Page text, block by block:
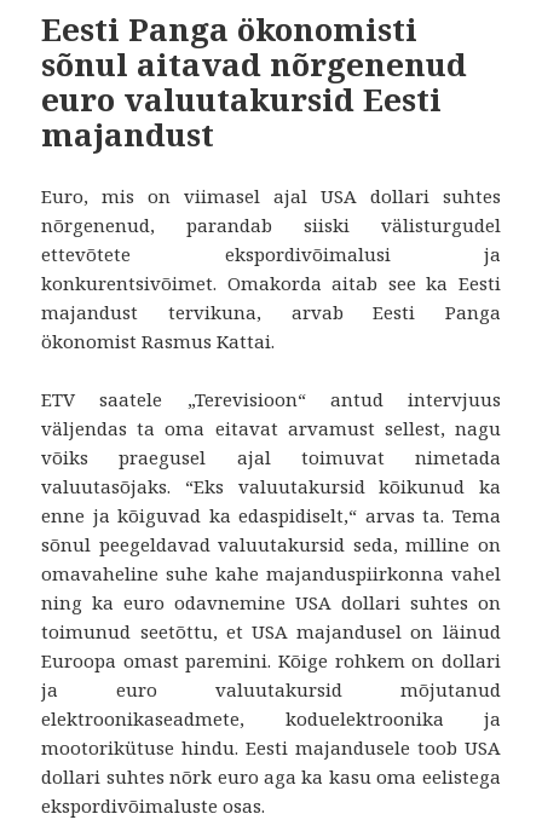
Eesti Panga ökonomisti
sõnul aitavad nõrgenenud
euro valuutakursid Eesti
majandust
Euro, mis on viimasel ajal USA dollari suhtes
nõrgenenud, parandab siiski välisturgudel
ettevõtete ekspordivõimalusi ja
konkurentsivõimet. Omakorda aitab see ka Eesti
majandust tervikuna, arvab Eesti Panga
ökonomist Rasmus Kattai.
ETV saatele „Terevisioon“ antud intervjuus
väljendas ta oma eitavat arvamust sellest, nagu
võiks praegusel ajal toimuvat nimetada
valuutasõjaks. “Eks valuutakursid kõikunud ka
enne ja kõiguvad ka edaspidiselt,“ arvas ta. Tema
sõnul peegeldavad valuutakursid seda, milline on
omavaheline suhe kahe majanduspiirkonna vahel
ning ka euro odavnemine USA dollari suhtes on
toimunud seetõttu, et USA majandusel on läinud
Euroopa omast paremini. Kõige rohkem on dollari
ja euro valuutakursid mõjutanud
elektroonikaseadmete, koduelektroonika ja
mootorikütuse hindu. Eesti majandusele toob USA
dollari suhtes nõrk euro aga ka kasu oma eelistega
ekspordivõimaluste osas.